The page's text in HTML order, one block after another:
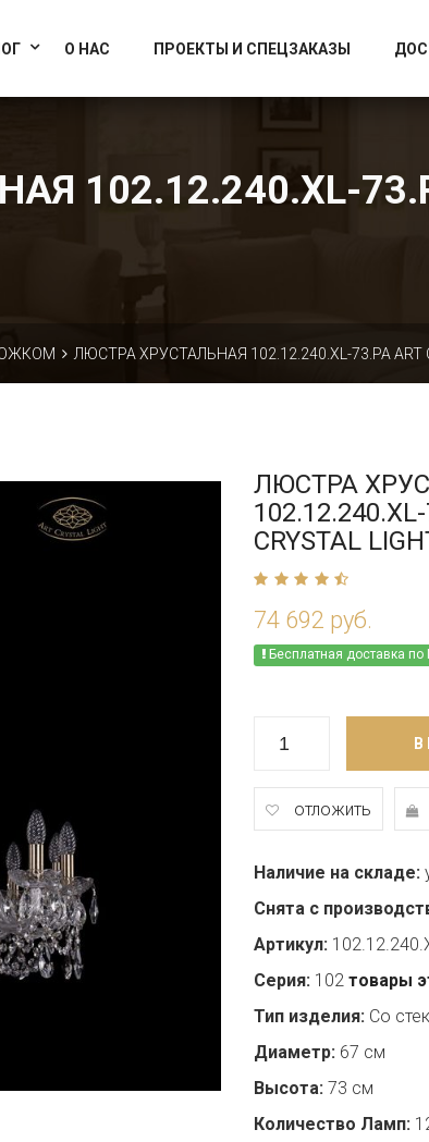
О НАС ПРОЕКТЫ И СПЕЦЗАКАЗЫ
102.12.240.XL-
ЛЮСТРА ХРУСТАЛЬНАЯ 102.12.240.XL-73.PA ART
ЛЮСТРА
CRYSTAL
74 692 руб.
Бесплатная доставка
отложить
Наличие на складе:
Снята с
Артикул:
Серия: 102 товары
Тип изделия: Со
Диаметр: 67 см
Высота: 73 см
Количество Ламп: